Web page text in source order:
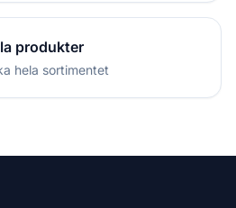
produkter
hela sortimentet